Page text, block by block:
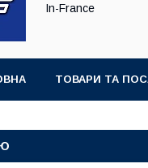
In-France
ТОВАРИ ТА